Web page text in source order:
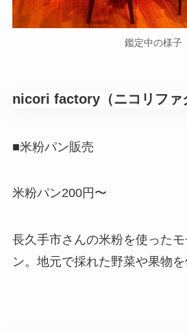
鑑定中の様子
nicori factory（ニコリファ
■米粉パン販売
米粉パン200円〜
長久手市さんの米粉を使った
ン。地元で採れた野菜や果物を